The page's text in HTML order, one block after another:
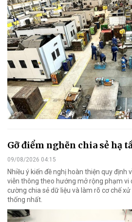
Gỡ điểm nghẽn chia sẻ hạ
09/08/2026 04:15
Nhiều ý kiến đề nghị hoàn thiện quy định
viễn thông theo hướng mở rộng phạm vi
cường chia sẻ dữ liệu và làm rõ cơ chế
thống nhất.